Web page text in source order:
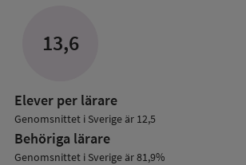
13,6
Elever per lärare
Genomsnittet i Sverige är 12,5
Behöriga lärare
Genomsnittet i Sverige är 81,9%